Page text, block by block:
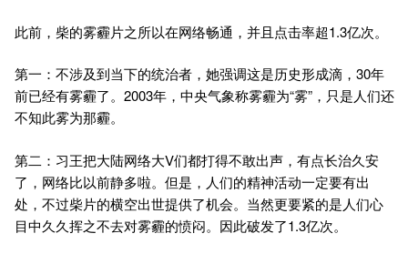
此前，柴的雾霾片之所以在网络畅通，并且点击率超1.3亿次。
第一：不涉及到当下的统治者，她强调这是历史形成滴，30年
前已经有雾霾了。2003年，中央气象称雾霾为“雾”，只是人们还
不知此雾为那霾。
第二：习王把大陆网络大V们都打得不敢出声，有点长治久安
了，网络比以前静多啦。但是，人们的精神活动一定要有出
处，不过柴片的横空出世提供了机会。当然更要紧的是人们心
目中久久挥之不去对雾霾的愤闷。因此破发了1.3亿次。